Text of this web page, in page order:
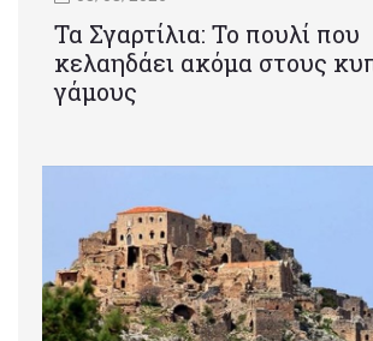
Τα Σγαρτίλια: Το πουλί που
κελαηδάει ακόμα στους
γάμους